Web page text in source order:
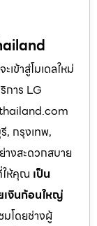
เข้าสู่โมเดลใหม่
าร LG
, กรุงเทพ,
างสะดวกสบาย
ให้คุณ เป็น
เงินก้อนใหญ่
โดยช่างผู้